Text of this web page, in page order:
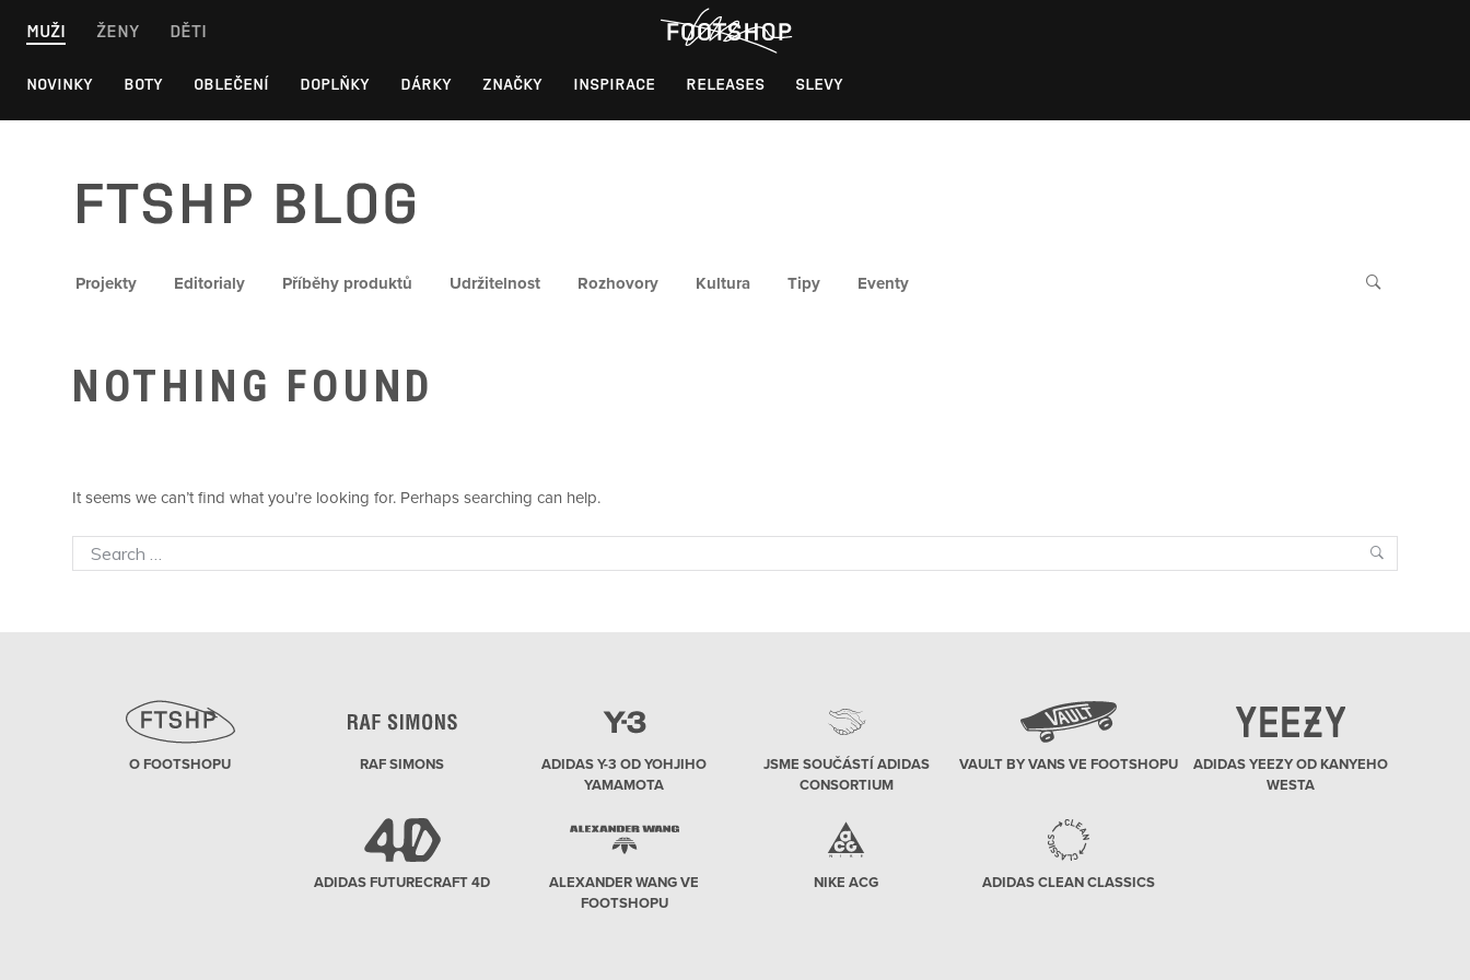
MUŽI ŽENY DĚTI
NOVINKY BOTY OBLEČENÍ DOPLŇKY DÁRKY ZNAČKY INSPIRACE RELEASES SLEVY
FTSHP blog
Projekty Editorialy Příběhy produktů Udržitelnost Rozhovory Kultura Tipy Eventy
NOTHING FOUND
It seems we can’t find what you’re looking for. Perhaps searching can help.
Search
for:
O FOOTSHOPU RAF SIMONS
ADIDAS Y-3 OD YOHJIHO
YAMAMOTA
JSME SOUČÁSTÍ ADIDAS
CONSORTIUM
VAULT BY VANS VE FOOTSHOPU
ADIDAS YEEZY OD KANYEHO
WESTA
ADIDAS FUTURECRAFT 4D
ALEXANDER WANG VE
FOOTSHOPU
NIKE ACG ADIDAS CLEAN CLASSICS